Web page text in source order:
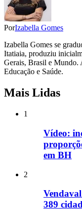
PorIzabella Gomes
Izabella Gomes se
Itatiaia, produziu
Gerais, Brasil e Mundo.
Educação e Saúde.
Mais Lidas
1
Vídeo:
em BH
2
389